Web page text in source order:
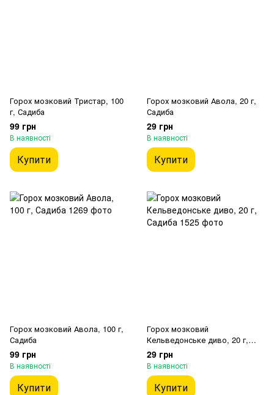
Горох мозковий Тристар, 100
г, Садиба
99 грн
В наявності
Купити
Горох мозковий Авола, 20 г,
Садиба
29 грн
В наявності
Купити
Горох мозковий Авола, 100 г,
Садиба
99 грн
В наявності
Купити
Горох мозковий
Кельведонське диво, 20 г,
Садиба
29 грн
В наявності
Купити